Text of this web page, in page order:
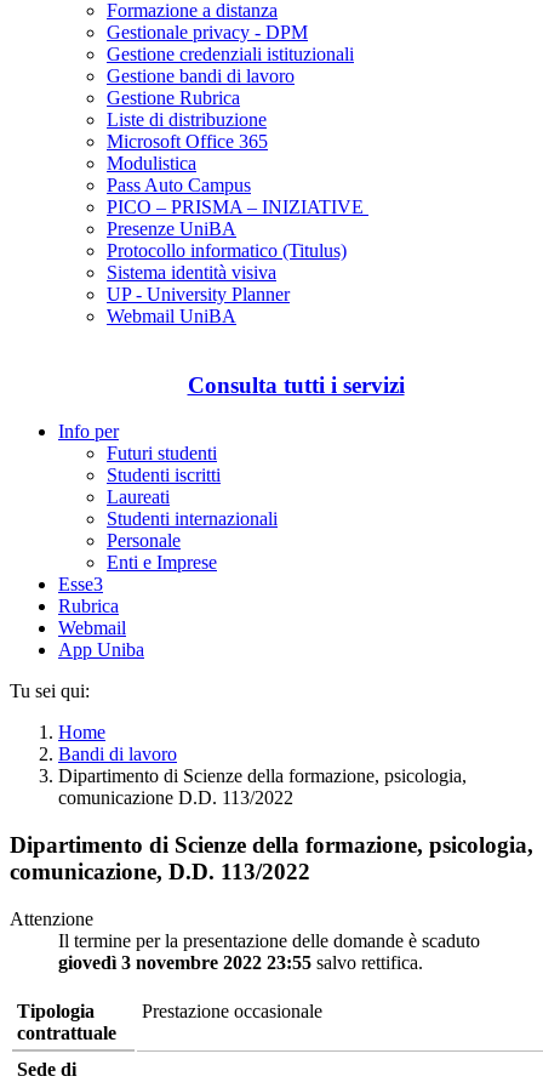
Formazione a distanza
Gestionale privacy - DPM
Gestione credenziali istituzionali
Gestione bandi di lavoro
Gestione Rubrica
Liste di distribuzione
Microsoft Office 365
Modulistica
Pass Auto Campus
PICO – PRISMA – INIZIATIVE
Presenze UniBA
Protocollo informatico (Titulus)
Sistema identità visiva
UP - University Planner
Webmail UniBA
Consulta tutti i servizi
Info per
Futuri studenti
Studenti iscritti
Laureati
Studenti internazionali
Personale
Enti e Imprese
Esse3
Rubrica
Webmail
App Uniba
Tu sei qui:
Home
Bandi di lavoro
Dipartimento di Scienze della formazione, psicologia,
comunicazione D.D. 113/2022
Dipartimento di Scienze della formazione, psicologia,
comunicazione, D.D. 113/2022
Attenzione
Il termine per la presentazione delle domande è scaduto
giovedì 3 novembre 2022 23:55 salvo rettifica.
Tipologia
contrattuale
Prestazione occasionale
Sede di